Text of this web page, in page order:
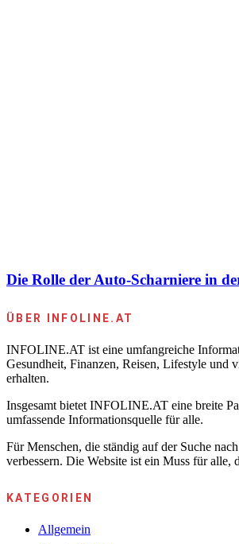
Die Rolle der Auto-Scharniere in
ÜBER INFOLINE.AT
INFOLINE.AT ist eine umfangreiche
Gesundheit, Finanzen, Reisen, Lifestyle und
erhalten.
Insgesamt bietet INFOLINE.AT eine breite
umfassende Informationsquelle für alle.
Für Menschen, die ständig auf der Suche
verbessern. Die Website ist ein Muss für alle,
KATEGORIEN
Allgemein